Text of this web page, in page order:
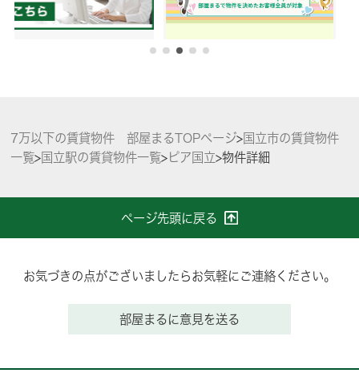
7万以下の賃貸物件 部屋まるTOPページ>国立市の賃貸物件
一覧>国立駅の賃貸物件一覧>ピア国立>物件詳細
ページ先頭に戻る
お気づきの点がございましたらお気軽にご連絡ください。
部屋まるに意見を送る